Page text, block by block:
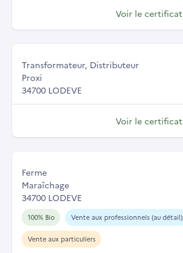
Voir le certificat
Transformateur, Distributeur
Proxi
34700 LODEVE
Voir le certificat
Ferme
Maraîchage
34700 LODEVE
100% Bio Vente aux professionnels (au détail)
Vente aux particuliers